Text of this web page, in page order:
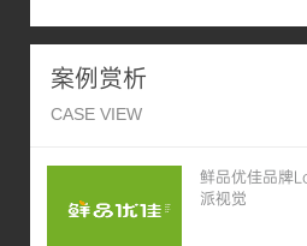
案例赏析
CASE VIEW
鲜品优佳品牌
派视觉